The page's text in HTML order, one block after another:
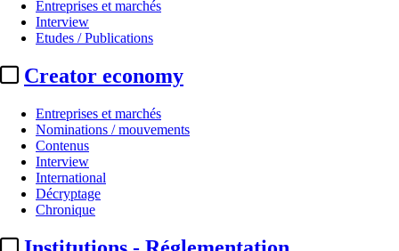
Entreprises et marchés
Interview
Etudes / Publications
Creator economy
Entreprises et marchés
Nominations / mouvements
Contenus
Interview
International
Décryptage
Chronique